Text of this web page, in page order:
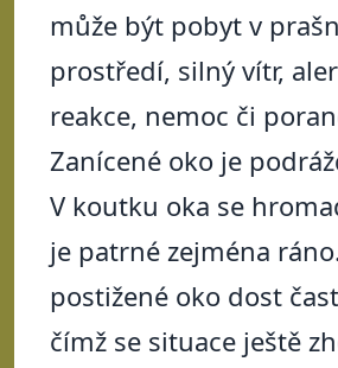
může být pobyt v
prostředí, silný vítr,
reakce, nemoc či
Zanícené oko je
V koutku oka se
je patrné zejména
postižené oko dost
čímž se situace ještě